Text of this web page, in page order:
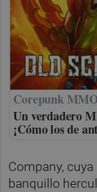
Corepunk
Un verdadero
¡Cómo los de
Company,
banquillo